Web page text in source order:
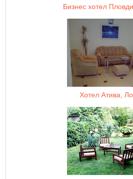
Бизнес хотел
Хотел Атива,